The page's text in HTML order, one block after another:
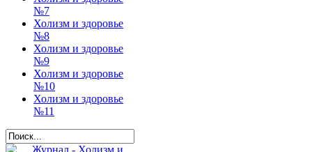
№7
Холизм и здоровье
№8
Холизм и здоровье
№9
Холизм и здоровье
№10
Холизм и здоровье
№11